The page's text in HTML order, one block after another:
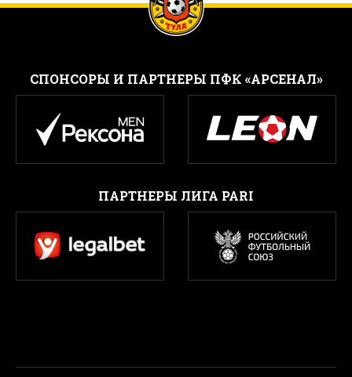
CПОНСОРЫ И ПАРТНЕРЫ ПФК «АРСЕНАЛ»
ПАРТНЕРЫ ЛИГА PARI